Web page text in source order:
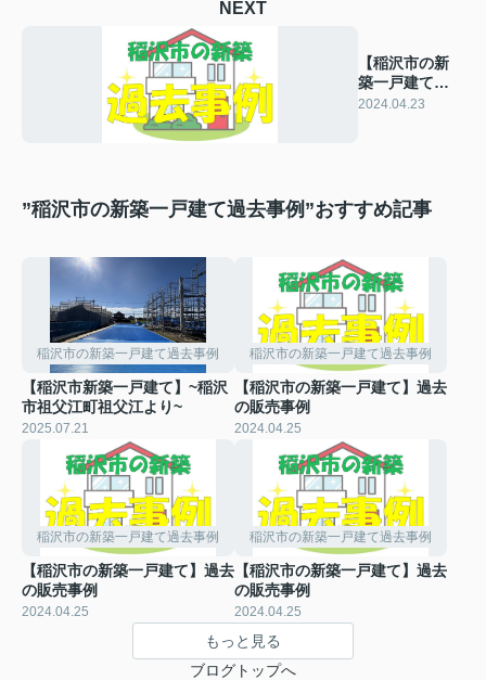
NEXT
【稲沢市の新
築一戸建て】
過去の販売事
2024.04.23
”稲沢市の新築一戸建て過去事例”おすすめ記事
稲沢市の新築一戸建て過去事例
【稲沢市新築一戸建て】~稲沢
市祖父江町祖父江より~
2025.07.21
稲沢市の新築一戸建て過去事例
【稲沢市の新築一戸建て】過去
の販売事例
2024.04.25
稲沢市の新築一戸建て過去事例
【稲沢市の新築一戸建て】過去
の販売事例
2024.04.25
稲沢市の新築一戸建て過去事例
【稲沢市の新築一戸建て】過去
の販売事例
2024.04.25
もっと見る
ブログトップへ